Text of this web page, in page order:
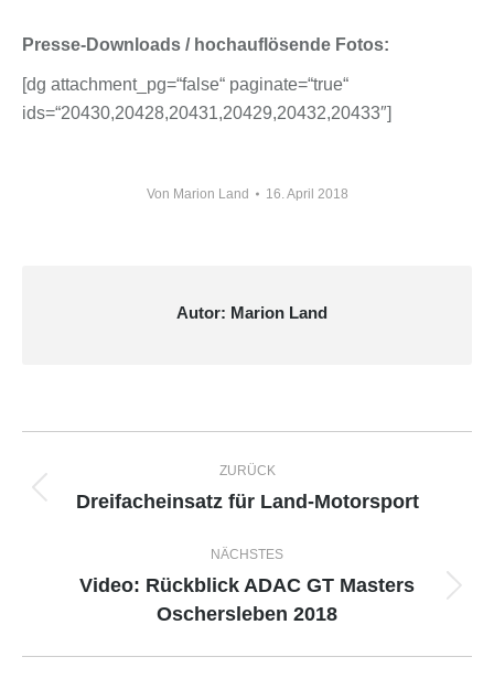
Presse-Downloads / hochauflösende Fotos:
[dg attachment_pg=“false“ paginate=“true“
ids=“20430,20428,20431,20429,20432,20433″]
Von Marion Land 16. April 2018
Autor: Marion Land
ZURÜCK
Vorheriger
Dreifacheinsatz für Land-Motorsport
NÄCHSTES
Nächster
Beitrag:
Video: Rückblick ADAC GT Masters
Oschersleben 2018